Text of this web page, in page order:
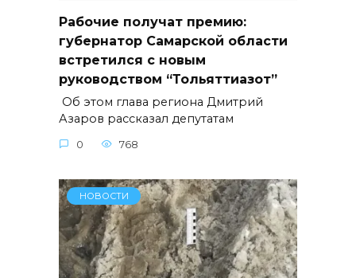
Рабочие получат премию:
губернатор Самарской области
встретился с новым
руководством “Тольяттиазот”
Об этом глава региона Дмитрий
Азаров рассказал депутатам
0 768
НОВОСТИ